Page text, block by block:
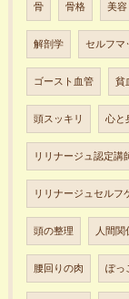
骨 骨格 美容
解剖学 セルフマ
ゴースト血管 貧
頭スッキリ 心と
リリナージュ認定講
リリナージュセルフ
頭の整理 人間関
腰回りの肉 ぽっ